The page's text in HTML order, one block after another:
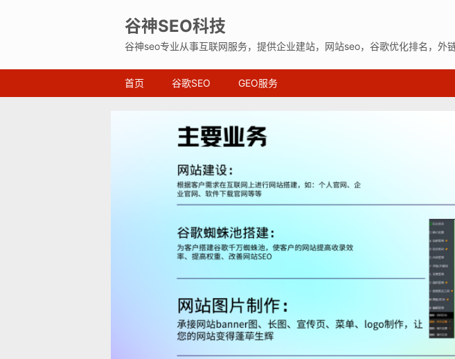
谷神SEO科技
谷神seo专业从事互联网服务，提供企业建站，网站seo，谷歌优化排名，外
首页 谷歌SEO GEO服务